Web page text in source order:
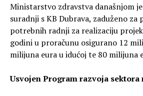
Ministarstvo zdravstva današnjom
suradnji s KB Dubrava, zaduženo za
potrebnih radnji za realizaciju
godini u proračunu osigurano 12
milijuna eura u idućoj te 80 milijuna
Usvojen Program razvoja